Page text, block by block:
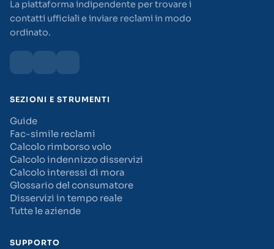
La piattaforma indipendente per trovare i
contatti ufficiali e inviare reclami in modo
ordinato.
SEZIONI E STRUMENTI
Guide
Fac-simile reclami
Calcolo rimborso volo
Calcolo indennizzo disservizi
Calcolo interessi di mora
Glossario del consumatore
Disservizi in tempo reale
Tutte le aziende
SUPPORTO